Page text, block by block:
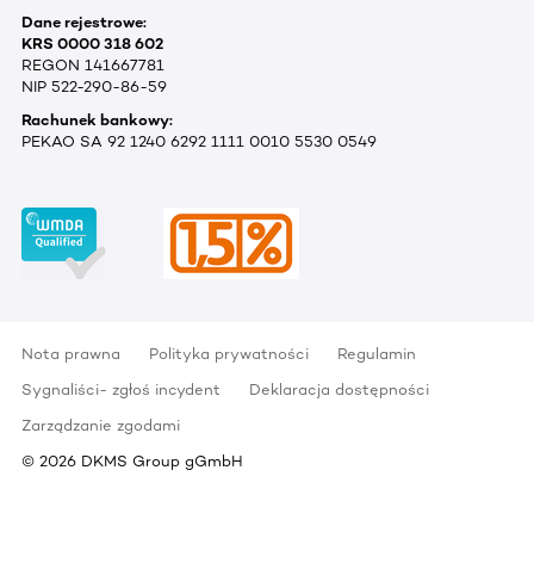
Dane rejestrowe:
KRS 0000 318 602
REGON 141667781
NIP 522-290-86-59
Rachunek bankowy:
PEKAO SA 92 1240 6292 1111 0010 5530 0549
Nota prawna Polityka prywatności
Regulamin
Sygnaliści- zgłoś incydent
Deklaracja dostępności
Zarządzanie zgodami
© 2026 DKMS Group gGmbH